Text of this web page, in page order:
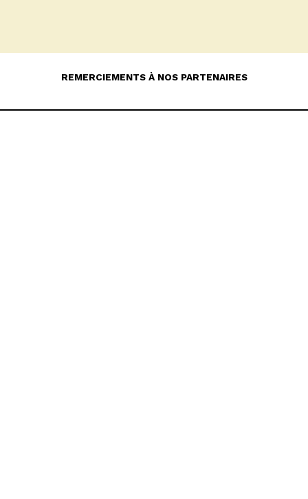
REMERCIEMENTS À NOS PARTENAIRES